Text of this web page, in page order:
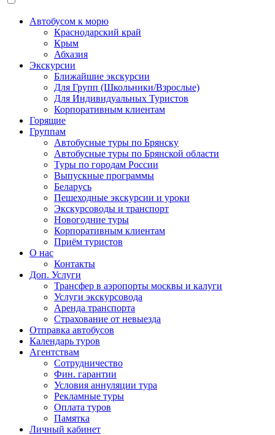
Автобусом к морю
Краснодарский край
Крым
Абхазия
Экскурсии
Ближайшие экскурсии
Для Групп (Школьники/Взрослые)
Для Индивидуальных Туристов
Корпоративным клиентам
Горящие
Группам
Автобусные туры по Брянску
Автобусные туры по Брянской области
Туры по городам России
Выпускные программы
Беларусь
Пешеходные экскурсии и уроки
Экскурсоводы и транспорт
Новогодние туры
Корпоративным клиентам
Приём туристов
О нас
Контакты
Доп. Услуги
Трансфер в аэропорты москвы и калуги
Услуги экскурсовода
Аренда транспорта
Страхование от невыезда
Отправка автобусов
Календарь туров
Агентствам
Сотрудничество
Фин. гарантии
Условия аннуляции тура
Рекламные туры
Оплата туров
Памятка
Личный кабинет